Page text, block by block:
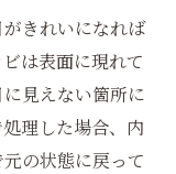
きれいになれば
は表面に現れて
見えない箇所に
理した場合、内
の状態に戻って